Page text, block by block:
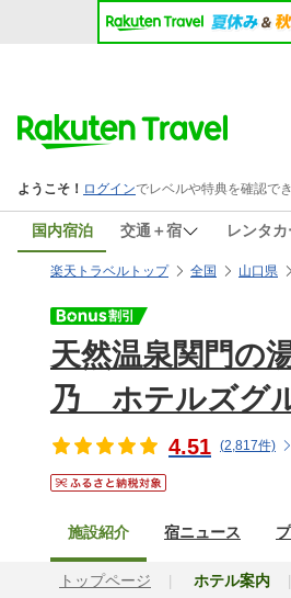
国内宿泊 交通＋宿 レンタカ
楽天トラベルトップ 全国 山口県
天然温泉関門の
乃 ホテルズグ
4.51 (2,817件)
施設紹介 宿ニュース
トップページ ホテル案内